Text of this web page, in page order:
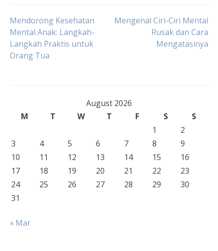
Post
navigation
Mendorong Kesehatan
Mental Anak: Langkah-
Langkah Praktis untuk
Orang Tua
Mengenal Ciri-Ciri Mental
Rusak dan Cara
Mengatasinya
August 2026
M
T W T F S
S
1
2
3
4 5 6 7 8
9
10
11 12 13 14 15
16
17
18 19 20 21 22
23
24
25 26 27 28 29
30
31
« Mar